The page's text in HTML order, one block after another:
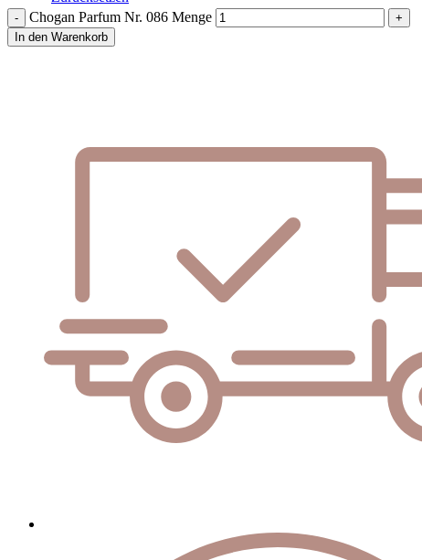
Chogan Parfum Nr. 086 Menge
In den Warenkorb